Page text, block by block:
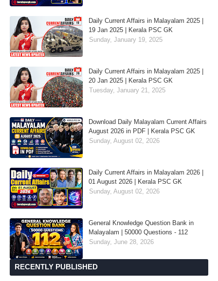
Daily Current Affairs in Malayalam 2025 |
19 Jan 2025 | Kerala PSC GK
Sunday, January 19, 2025
Daily Current Affairs in Malayalam 2025 |
20 Jan 2025 | Kerala PSC GK
Tuesday, January 21, 2025
Download Daily Malayalam Current Affairs
August 2026 in PDF | Kerala PSC GK
Sunday, August 02, 2026
Daily Current Affairs in Malayalam 2026 |
01 August 2026 | Kerala PSC GK
Sunday, August 02, 2026
General Knowledge Question Bank in
Malayalam | 50000 Questions - 112
Sunday, June 28, 2026
RECENTLY PUBLISHED